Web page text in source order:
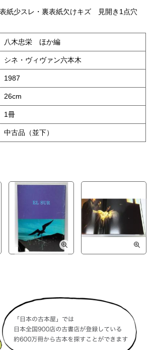
紙少スレ・裏表紙欠けキズ 見開き1点穴
八木忠栄 ほか編
シネ・ヴィヴァン六本木
1987
26cm
1冊
中古品（並下）